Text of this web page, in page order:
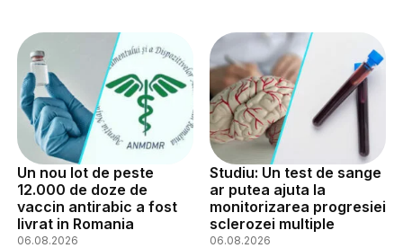
Un nou lot de peste
12.000 de doze de
vaccin antirabic a fost
livrat in Romania
06.08.2026
Studiu: Un test de sange
ar putea ajuta la
monitorizarea progresiei
sclerozei multiple
06.08.2026